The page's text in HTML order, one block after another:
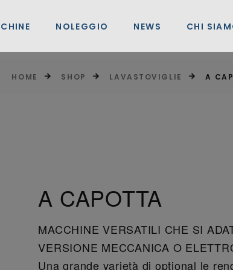
NOLEGGIO NEWS CHI
HOME SHOP LAVASTOVIGLIE A
A CAPOTTA
MACCHINE VERSATILI CHE SI
VERSIONE MECCANICA O
Una grande varietà di optional le